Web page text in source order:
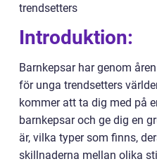
trendsetters
Introduktion:
Barnkepsar har genom
för unga trendsetters
kommer att ta dig med på
barnkepsar och ge dig en
är, vilka typer som finns,
skillnaderna mellan olika